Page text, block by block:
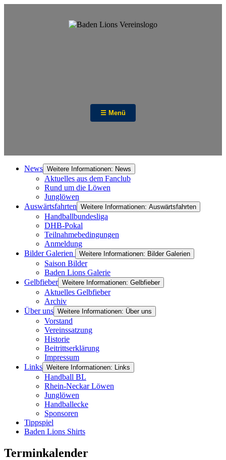
☰ Menü
News Weitere Informationen: News
Aktuelles aus dem Fanclub
Rund um die Löwen
Junglöwen
Auswärtsfahrten Weitere Informationen: Auswärtsfahrten
Handballbundesliga
DHB-Pokal
Teilnahmebedingungen
Anmeldung
Bilder Galerien
Weitere Informationen: Bilder Galerien
Saison Bilder
Baden Lions Galerie
Gelbfieber Weitere Informationen: Gelbfieber
Aktuelles Gelbfieber
Archiv
Über uns Weitere Informationen: Über uns
Vorstand
Vereinssatzung
Historie
Beitrittserklärung
Impressum
Links Weitere Informationen: Links
Handball BL
Rhein-Neckar Löwen
Junglöwen
Handballecke
Sponsoren
Tippspiel
Baden Lions Shirts
Terminkalender